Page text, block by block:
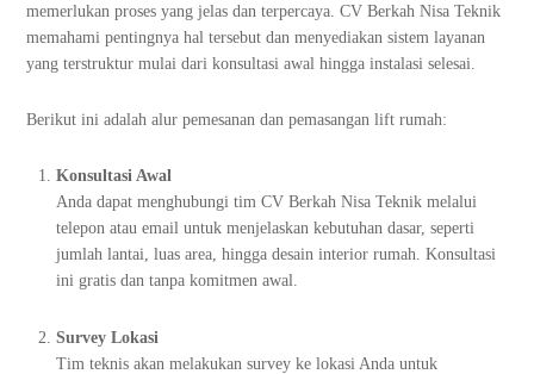
memerlukan proses yang jelas dan terpercaya. CV Berkah Nisa Teknik
memahami pentingnya hal tersebut dan menyediakan sistem layanan
yang terstruktur mulai dari konsultasi awal hingga instalasi selesai.
Berikut ini adalah alur pemesanan dan pemasangan lift rumah:
Konsultasi Awal
Anda dapat menghubungi tim CV Berkah Nisa Teknik melalui
telepon atau email untuk menjelaskan kebutuhan dasar, seperti
jumlah lantai, luas area, hingga desain interior rumah. Konsultasi
ini gratis dan tanpa komitmen awal.
Survey Lokasi
Tim teknis akan melakukan survey ke lokasi Anda untuk